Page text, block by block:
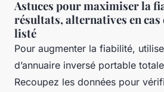
Astuces pour maximiser la
résultats, alternatives en cas
listé
Pour augmenter la fiabilité,
d’annuaire inversé portable
Recoupez les données pour